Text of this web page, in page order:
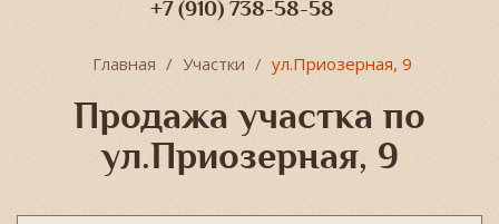
+7 (910) 738-58-58
Главная Участки ул.Приозерная, 9
Продажа участка по
ул.Приозерная, 9